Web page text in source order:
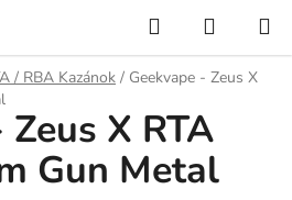
KeresésKOSÁR
/ RBA Kazánok / Geekvape - Zeus X
X RTA
Gun Metal